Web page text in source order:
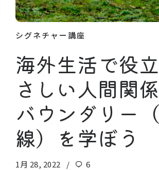
シグネチャー講座
海外生活で役
さしい人間関
バウンダリー
線）を学ぼう
1月 28, 2022 6